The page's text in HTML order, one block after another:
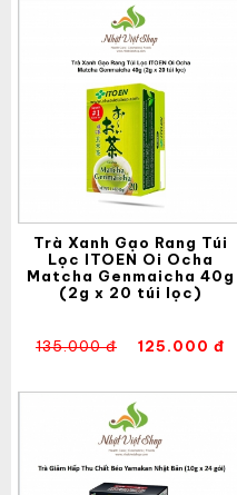
Trà Xanh Gạo Rang Túi
Lọc ITOEN Oi Ocha
Matcha Genmaicha 40g
(2g x 20 túi lọc)
135.000 đ 125.000 đ